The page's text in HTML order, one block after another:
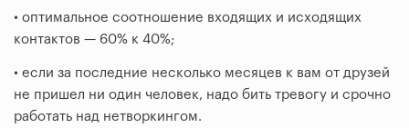
• оптимальное соотношение входящих и исходящих
контактов — 60% к 40%;
• если за последние несколько месяцев к вам от друзей
не пришел ни один человек, надо бить тревогу и срочно
работать над нетворкингом.